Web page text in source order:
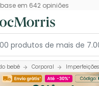
em 642opiniões
bebé Corporal